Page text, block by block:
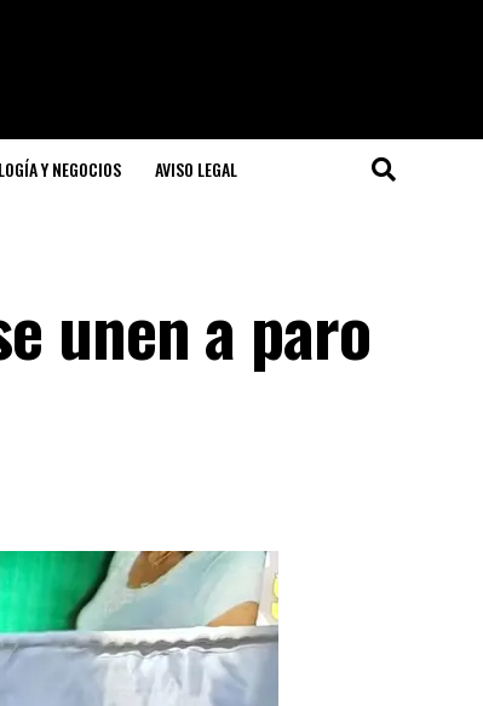
Y NEGOCIOS AVISO LEGAL
unen a paro